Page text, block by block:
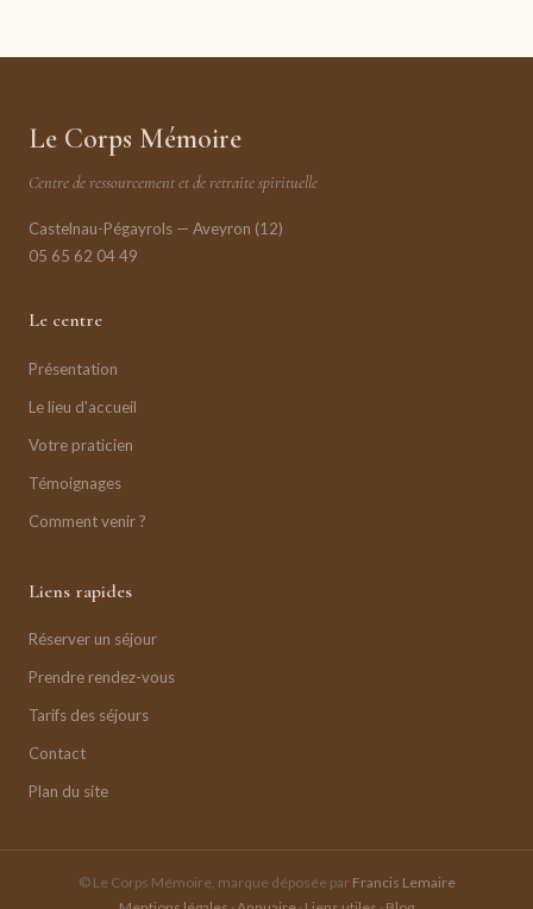
Le Corps Mémoire
Centre de ressourcement et de retraite spirituelle
Castelnau-Pégayrols — Aveyron (12)
05 65 62 04 49
Le centre
Présentation
Le lieu d'accueil
Votre praticien
Témoignages
Comment venir ?
Liens rapides
Réserver un séjour
Prendre rendez-vous
Tarifs des séjours
Contact
Plan du site
© Le Corps Mémoire, marque déposée par Francis Lemaire